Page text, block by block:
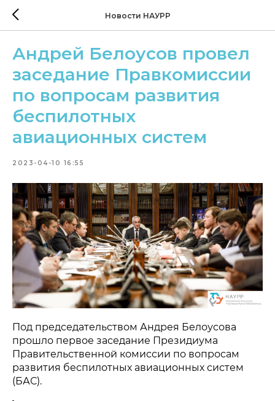
Новости НАУРР
Андрей Белоусов провел
заседание Правкомиссии
по вопросам развития
беспилотных
авиационных систем
2023-04-10 16:55
Под председательством Андрея Белоусова
прошло первое заседание Президиума
Правительственной комиссии по вопросам
развития беспилотных авиационных систем
(БАС).